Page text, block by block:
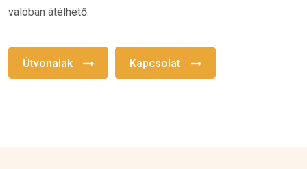
valóban átélhető.
Útvonalak Kapcsolat